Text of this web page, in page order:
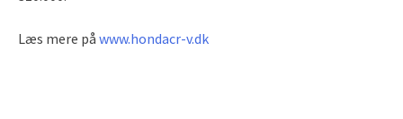
Læs mere på www.hondacr-v.dk